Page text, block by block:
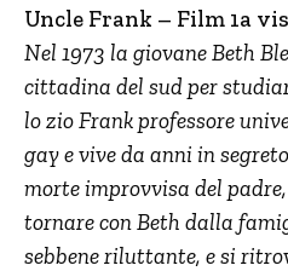
Uncle Frank – Film 1a
Nel 1973 la giovane Beth
cittadina del sud per
lo zio Frank professore
gay e vive da anni in
morte improvvisa del
tornare con Beth dalla
sebbene riluttante, e si